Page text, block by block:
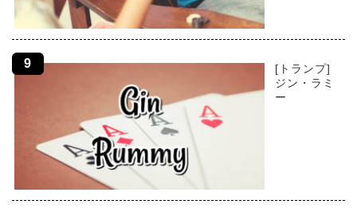
[トランプ]
ジン・ラミ
ー